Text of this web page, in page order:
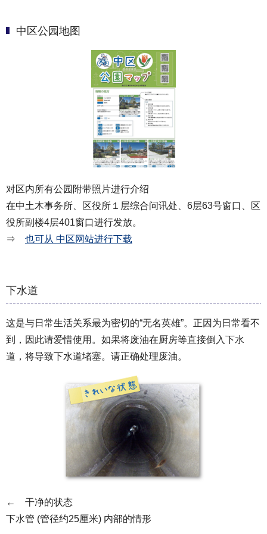
中区公园地图
对区内所有公园附带照片进行介绍
在中土木事务所、区役所１层综合问讯处、6层63号窗口、区
役所副楼4层401窗口进行发放。
⇒ 也可从 中区网站进行下载
下水道
这是与日常生活关系最为密切的“无名英雄”。正因为日常看不
到，因此请爱惜使用。如果将废油在厨房等直接倒入下水
道，将导致下水道堵塞。请正确处理废油。
← 干净的状态
下水管 (管径约25厘米) 内部的情形